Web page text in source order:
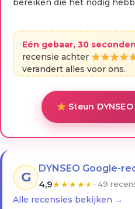
bereiken die het nodig
Eén gebaar, 30
recensie achter
verandert alles voor ons.
Steun
G
DYNSEO Google-
4,9★★★★★ · 49
Alle recensies bekijken →